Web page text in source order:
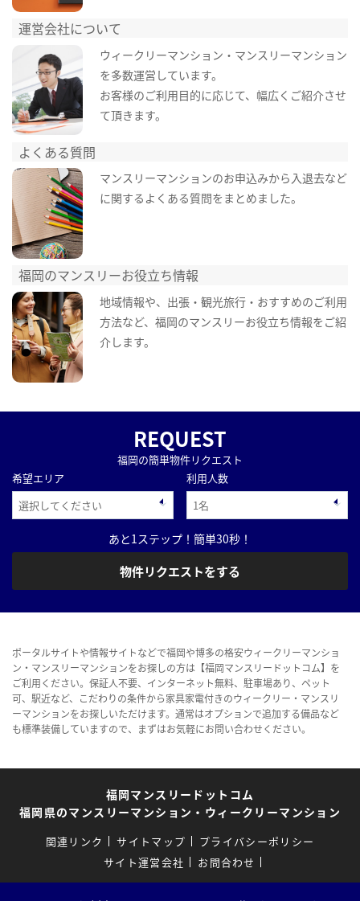
運営会社について
ウィークリーマンション・マンスリーマンション
を多数運営しています。
お客様のご利用目的に応じて、幅広くご紹介させ
て頂きます。
よくある質問
マンスリーマンションのお申込みから入退去など
に関するよくある質問をまとめました。
福岡のマンスリーお役立ち情報
地域情報や、出張・観光旅行・おすすめのご利用
方法など、福岡のマンスリーお役立ち情報をご紹
介します。
REQUEST
福岡の簡単物件リクエスト
希望エリア
利用人数
あと1ステップ！簡単30秒！
物件リクエストをする
ポータルサイトや情報サイトなどで福岡や博多の格安ウィークリーマンショ
ン・マンスリーマンションをお探しの方は【福岡マンスリードットコム】を
ご利用ください。保証人不要、インターネット無料、駐車場あり、ペット
可、駅近など、こだわりの条件から家具家電付きのウィークリー・マンスリ
ーマンションをお探しいただけます。通常はオプションで追加する備品など
も標準装備していますので、まずはお気軽にお問い合わせください。
福岡マンスリードットコム
福岡県のマンスリーマンション・ウィークリーマンション
関連リンク サイトマップ
プライバシーポリシー
サイト運営会社
お問合わせ